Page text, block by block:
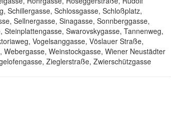
Schillergasse, Schlossgasse, Schloßplatz,
Sellnergasse, Sinagasse, Sonnberggasse,
Swarovskygasse, Tannenweg,
Vogelsanggasse, Vöslauer Straße,
Weinstockgasse, Wiener Neustädter
Zieglerstraße, Zwierschützgasse